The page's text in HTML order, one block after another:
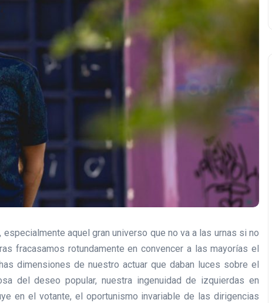
aquel gran universo que no va a las urnas si no
fracasamos rotundamente en convencer a las mayorías el
dimensiones de nuestro actuar que daban luces sobre el
del deseo popular, nuestra ingenuidad de izquierdas en
en el votante, el oportunismo invariable de las dirigencias